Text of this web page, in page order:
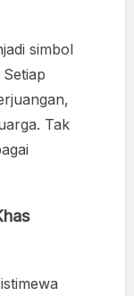
simbol
Tak